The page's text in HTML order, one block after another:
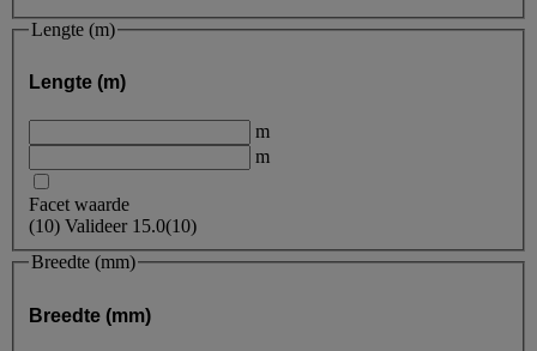
Lengte (m)
Lengte (m)
m
m
Facet waarde
(10) Valideer 15.0(10)
Breedte (mm)
Breedte (mm)